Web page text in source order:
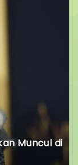
Muncul di